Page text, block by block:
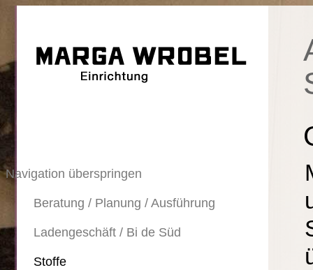
Navigation überspringen
Beratung / Planung / Ausführung
Ladengeschäft / Bi de Süd
Stoffe